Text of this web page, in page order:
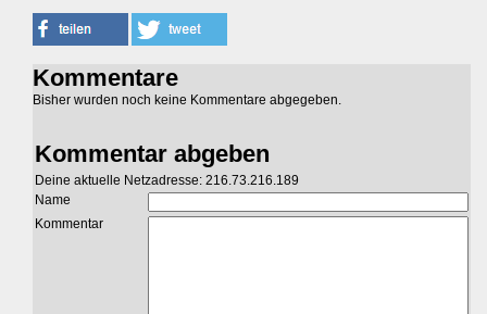
Kommentare
Bisher wurden noch keine Kommentare abgegeben.
Kommentar abgeben
Deine aktuelle Netzadresse: 216.73.216.189
Name
Kommentar